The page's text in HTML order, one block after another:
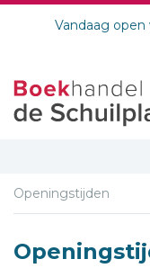
Vandaag
Openingstijden